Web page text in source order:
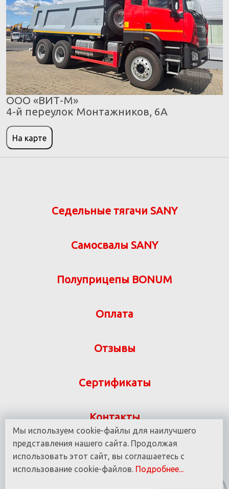
ООО «ВИТ-М»
4-й переулок Монтажников, 6А
На карте
Седельные тягачи SANY
Самосвалы SANY
Полуприцепы BONUM
Оплата
Отзывы
Сертификаты
Контакты
Указанная на сайте информация не является
публичной офертой ООО «ВИТ-М» УНП 190780937
© 2016 - 2025 Все права защищены.
Мы используем cookie-файлы для наилучшего
представления нашего сайта. Продолжая
использовать этот сайт, вы соглашаетесь с
использование cookie-файлов. Подробнее...